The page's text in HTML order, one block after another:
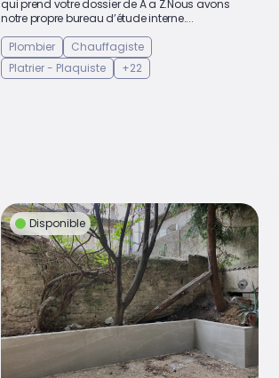
qui prend votre dossier de A a Z.Nous avons
notre propre bureau d’étude interne....
Plombier
Chauffagiste
Platrier - Plaquiste
+22
Disponible